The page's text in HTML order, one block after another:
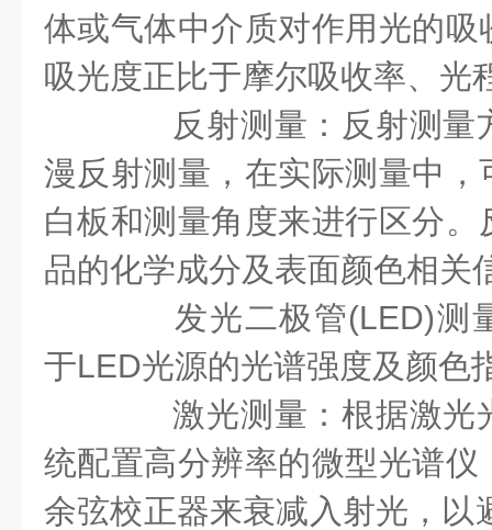
体或气体中介质对作用光的
吸光度正比于摩尔吸收率、光
反射测量：反射测量
漫反射测量，在实际测量中
白板和测量角度来进行区分
品的化学成分及表面颜色相关
发光二极管(LED)测
于LED光源的光谱强度及颜色
激光测量：根据激光
统配置高分辨率的微型光谱
余弦校正器来衰减入射光，以